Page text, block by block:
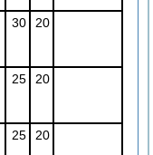
30 20
25 20
25 20